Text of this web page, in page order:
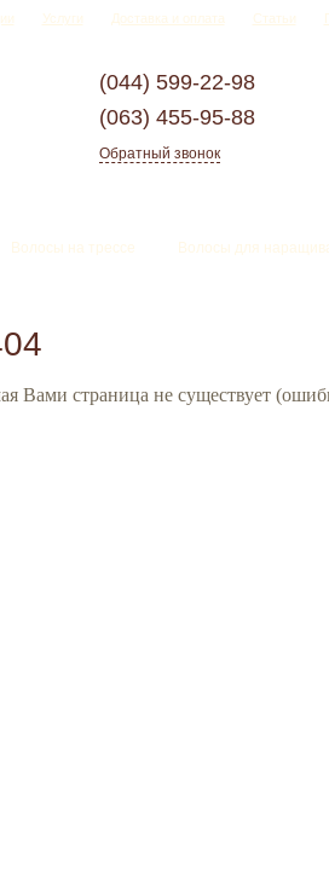
Услуги Доставка и оплата Статьи
(044) 599-22-98
(063) 455-95-88
Обратный звонок
Волосы на трессе Волосы для
Вами страница не существует